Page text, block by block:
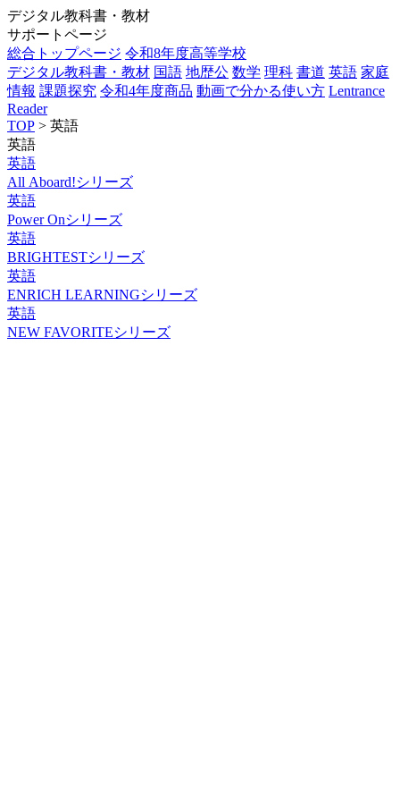
デジタル教科書・教材
サポートページ
総合トップページ 令和8年度高等学校
デジタル教科書・教材 国語 地歴公 数学 理科 書道 英語 家庭
情報 課題探究 令和4年度商品 動画で分かる使い方 Lentrance
Reader
TOP > 英語
英語
英語
All Aboard!シリーズ
英語
Power Onシリーズ
英語
BRIGHTESTシリーズ
英語
ENRICH LEARNINGシリーズ
英語
NEW FAVORITEシリーズ